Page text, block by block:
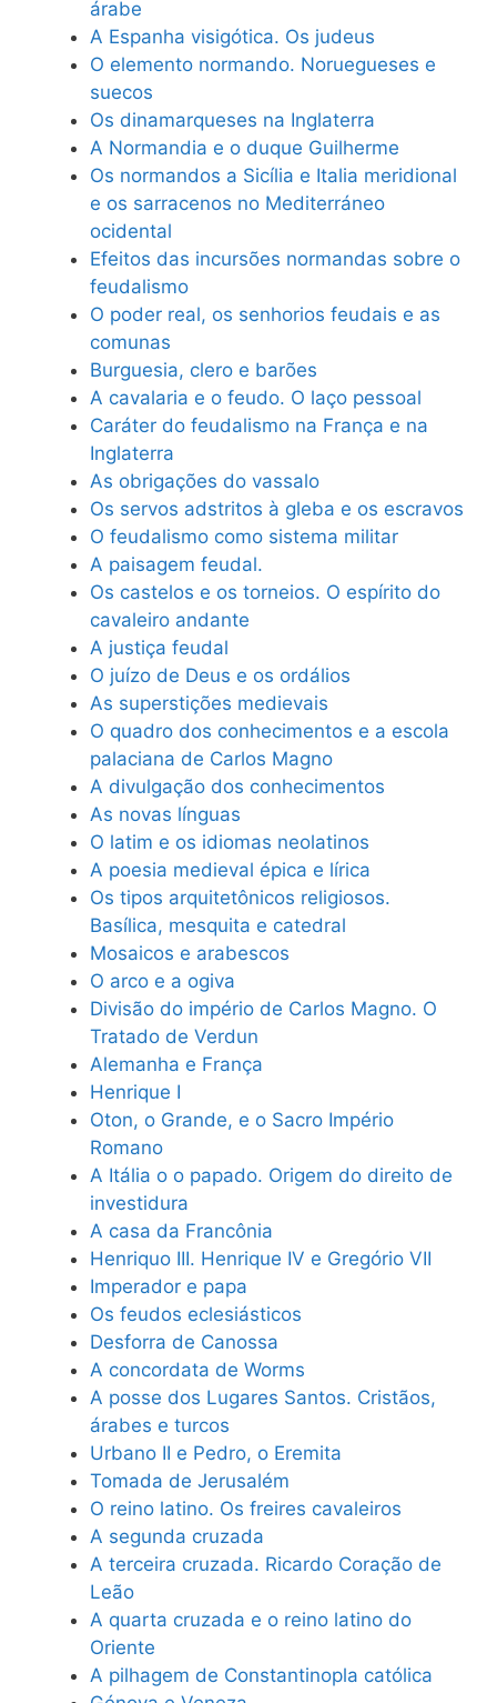
árabe
A Espanha visigótica. Os judeus
O elemento normando. Noruegueses e
suecos
Os dinamarqueses na Inglaterra
A Normandia e o duque Guilherme
Os normandos a Sicília e Italia meridional
e os sarracenos no Mediterráneo
ocidental
Efeitos das incursões normandas sobre o
feudalismo
O poder real, os senhorios feudais e as
comunas
Burguesia, clero e barões
A cavalaria e o feudo. O laço pessoal
Caráter do feudalismo na França e na
Inglaterra
As obrigações do vassalo
Os servos adstritos à gleba e os escravos
O feudalismo como sistema militar
A paisagem feudal.
Os castelos e os torneios. O espírito do
cavaleiro andante
A justiça feudal
O juízo de Deus e os ordálios
As superstições medievais
O quadro dos conhecimentos e a escola
palaciana de Carlos Magno
A divulgação dos conhecimentos
As novas línguas
O latim e os idiomas neolatinos
A poesia medieval épica e lírica
Os tipos arquitetônicos religiosos.
Basílica, mesquita e catedral
Mosaicos e arabescos
O arco e a ogiva
Divisão do império de Carlos Magno. O
Tratado de Verdun
Alemanha e França
Henrique I
Oton, o Grande, e o Sacro Império
Romano
A Itália o o papado. Origem do direito de
investidura
A casa da Francônia
Henriquo III. Henrique IV e Gregório VII
Imperador e papa
Os feudos eclesiásticos
Desforra de Canossa
A concordata de Worms
A posse dos Lugares Santos. Cristãos,
árabes e turcos
Urbano II e Pedro, o Eremita
Tomada de Jerusalém
O reino latino. Os freires cavaleiros
A segunda cruzada
A terceira cruzada. Ricardo Coração de
Leão
A quarta cruzada e o reino latino do
Oriente
A pilhagem de Constantinopla católica